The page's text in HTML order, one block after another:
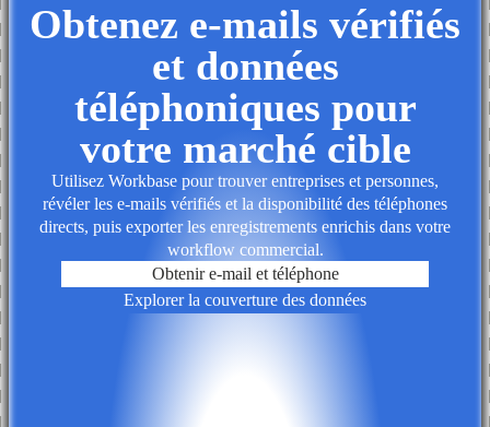
Obtenez e-mails vérifiés
et données
téléphoniques pour
votre marché cible
Utilisez Workbase pour trouver entreprises et personnes,
révéler les e-mails vérifiés et la disponibilité des téléphones
directs, puis exporter les enregistrements enrichis dans votre
workflow commercial.
Obtenir e-mail et téléphone
Explorer la couverture des données